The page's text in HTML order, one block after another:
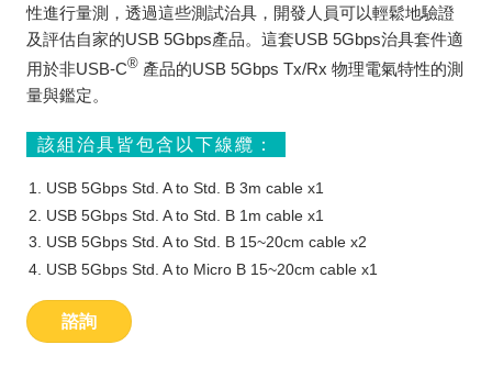
性進行量測，透過這些測試治具，開發人員可以輕鬆地驗證
及評估自家的USB 5Gbps產品。這套USB 5Gbps治具套件適
用於非USB-C® 產品的USB 5Gbps Tx/Rx 物理電氣特性的測
量與鑑定。
該組治具皆包含以下線纜：
USB 5Gbps Std. A to Std. B 3m cable x1
USB 5Gbps Std. A to Std. B 1m cable x1
USB 5Gbps Std. A to Std. B 15~20cm cable x2
USB 5Gbps Std. A to Micro B 15~20cm cable x1
諮詢